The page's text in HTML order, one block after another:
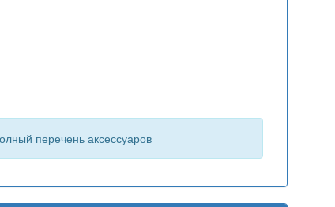
перечень аксессуаров